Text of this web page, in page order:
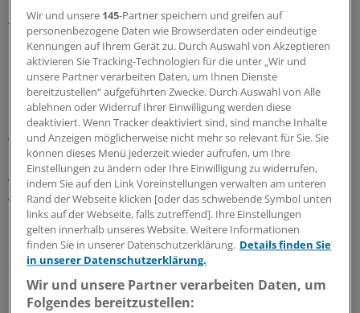
Der Ig-Nobelpreis für Biologie ging an französische
Wissenschaftler um Marie-Christine Cadiergues von der
École nationale vétérinaire de Toulouse für ihre
Entdeckung, dass Hundeflöhe höher springen als Flöhe,
die auf Katzen leben.
Die Auszeichnung in der Kategorie Wirtschaft erhielten
Wissenschaftler um Geoffrey Miller von der University of
New Mexico für ihren Nachweis, dass Stripperinnen
während ihrer fruchtbaren Tage deutlich mehr
verdienen als üblich. Astolfo Gomes de Mello Arauji und
Carlos Macelino von der Universität São Paulo
schließlich bekamen den Ig-Nobelpreis für Archäologie,
indem sie nachwiesen, dass Gürteltiere archäologische
Fundstätten durcheinanderwirbeln und damit die
Deutung der Weltgeschichte mitbestimmen.
Wir und unsere 145-Partner speichern und greifen auf
personenbezogene Daten wie Browserdaten oder eindeutige
Kennungen auf Ihrem Gerät zu. Durch Auswahl von Akzeptieren
aktivieren Sie Tracking-Technologien für die unter „Wir und
unsere Partner verarbeiten Daten, um Ihnen Dienste
bereitzustellen“ aufgeführten Zwecke. Durch Auswahl von Alle
ablehnen oder Widerruf Ihrer Einwilligung werden diese
deaktiviert. Wenn Tracker deaktiviert sind, sind manche Inhalte
und Anzeigen möglicherweise nicht mehr so relevant für Sie. Sie
können dieses Menü jederzeit wieder aufrufen, um Ihre
Einstellungen zu ändern oder Ihre Einwilligung zu widerrufen,
indem Sie auf den Link Voreinstellungen verwalten am unteren
Rand der Webseite klicken [oder das schwebende Symbol unten
links auf der Webseite, falls zutreffend]. Ihre Einstellungen
gelten innerhalb unseres Website. Weitere Informationen
finden Sie in unserer Datenschutzerklärung. Details finden Sie
in unserer Datenschutzerklärung.
Wir und unsere Partner verarbeiten Daten, um
Folgendes bereitzustellen: